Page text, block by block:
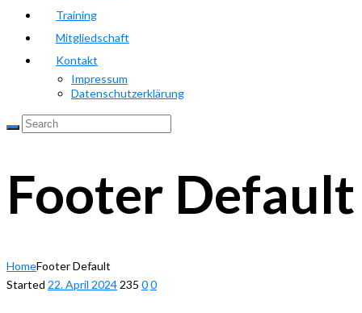
Training
Mitgliedschaft
Kontakt
Impressum
Datenschutzerklärung
Footer Default
HomeFooter Default
Started 22. April 2024 235 00